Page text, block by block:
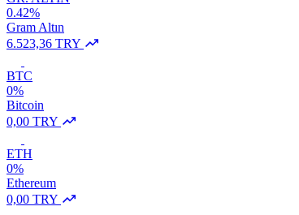
0.42%
Gram Altın
6.523,36 TRY
BTC
0%
Bitcoin
0,00 TRY
ETH
0%
Ethereum
0,00 TRY